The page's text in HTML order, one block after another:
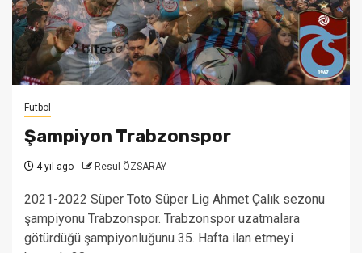
Futbol
Şampiyon Trabzonspor
4 yıl ago Resul ÖZSARAY
2021-2022 Süper Toto Süper Lig Ahmet Çalık sezonu
şampiyonu Trabzonspor. Trabzonspor uzatmalara
götürdüğü şampiyonluğunu 35. Hafta ilan etmeyi